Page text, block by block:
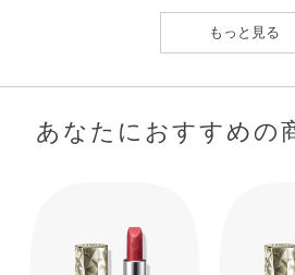
ン・レシチン・合成金雲母・酸化ス
添レシチン・炭酸Ca・乳酸Na・フ
香料・マイカ・酸化チタン・酸化鉄
『春に華やぐ、さくら色
メイク☆』 今回 …
もっと見る
あなたにおすすめの